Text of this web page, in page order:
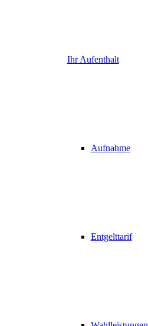
Ihr Aufenthalt
Aufnahme
Entgelttarif